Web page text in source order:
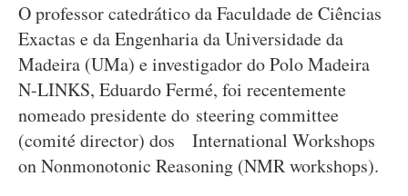
O professor catedrático da Faculdade de Ciências
Exactas e da Engenharia da Universidade da
Madeira (UMa) e investigador do Polo Madeira
N-LINKS, Eduardo Fermé, foi recentemente
nomeado presidente do steering committee
(comité director) dos International Workshops
on Nonmonotonic Reasoning (NMR workshops).